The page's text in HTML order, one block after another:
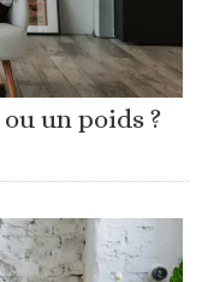
un poids ?